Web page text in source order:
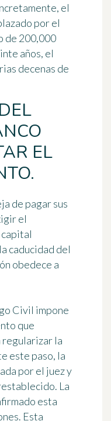
el
por el
de 200,000
años, el
decenas de
EL
de pagar sus
el
caducidad del
obedece a
Civil impone
que
regularizar la
este paso, la
por el juez y
La
esta
Esta